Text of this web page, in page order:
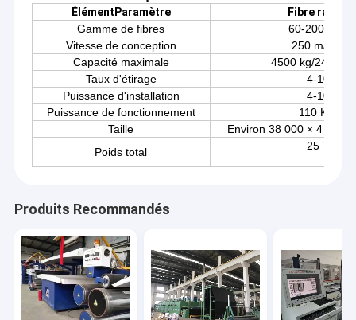
Élément Paramètre Fibre range
Gamme de fibres
60-2000Tex
Vitesse de conception
250 m/min
Capacité maximale
4500 kg/24
Taux d'étirage
4-10
Puissance d'installation
4-10
Puissance de fonctionnement
110 KW
Taille
Environ 38 000 × 4 800
Poids total
25 T
Produits Recommandés